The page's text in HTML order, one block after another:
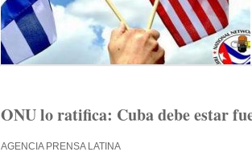
ONU lo ratifica: Cuba debe estar
AGENCIA PRENSA LATINA